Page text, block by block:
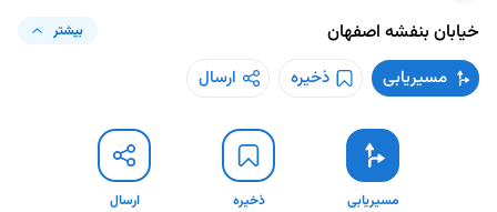
خیابان بنفشه اصفهان بیشتر
مسیریابی ذخیره ارسال
مسیریابی ذخیره ارسال